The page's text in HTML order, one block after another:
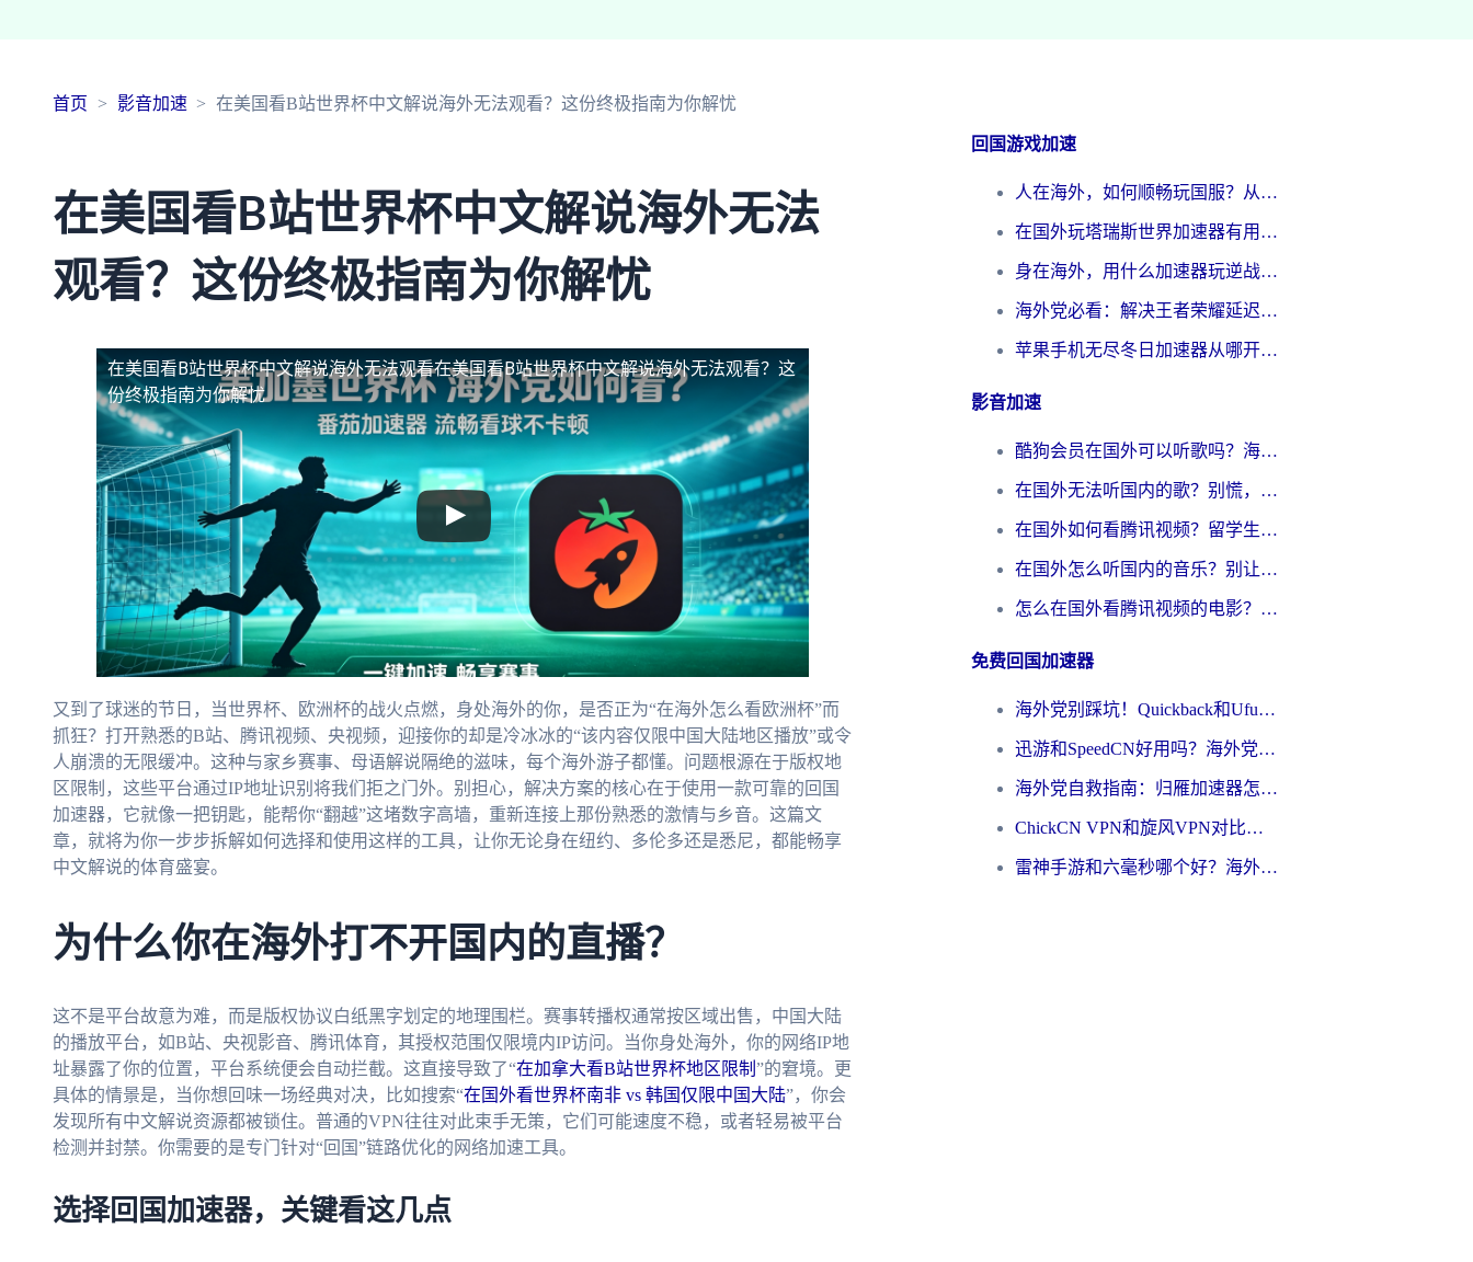
首页 影音加速 在美国看B站世界杯中文解说海外无法观看？这份终极指南为你解忧
在美国看B站世界杯中文解说海外无法
观看？这份终极指南为你解忧
在美国看B站世界杯中文解说海外无法观看在美国看B站世界杯中文解说海外无法观看？这
份终极指南为你解忧
又到了球迷的节日，当世界杯、欧洲杯的战火点燃，身处海外的你，是否正为“在海外怎么看欧洲杯”而
抓狂？打开熟悉的B站、腾讯视频、央视频，迎接你的却是冷冰冰的“该内容仅限中国大陆地区播放”或令
人崩溃的无限缓冲。这种与家乡赛事、母语解说隔绝的滋味，每个海外游子都懂。问题根源在于版权地
区限制，这些平台通过IP地址识别将我们拒之门外。别担心，解决方案的核心在于使用一款可靠的回国
加速器，它就像一把钥匙，能帮你“翻越”这堵数字高墙，重新连接上那份熟悉的激情与乡音。这篇文
章，就将为你一步步拆解如何选择和使用这样的工具，让你无论身在纽约、多伦多还是悉尼，都能畅享
中文解说的体育盛宴。
为什么你在海外打不开国内的直播？
这不是平台故意为难，而是版权协议白纸黑字划定的地理围栏。赛事转播权通常按区域出售，中国大陆
的播放平台，如B站、央视影音、腾讯体育，其授权范围仅限境内IP访问。当你身处海外，你的网络IP地
址暴露了你的位置，平台系统便会自动拦截。这直接导致了“在加拿大看B站世界杯地区限制 ”的窘境。更
具体的情景是，当你想回味一场经典对决，比如搜索“在国外看世界杯南非 vs 韩国仅限中国大陆”，你会
发现所有中文解说资源都被锁住。普通的VPN往往对此束手无策，它们可能速度不稳，或者轻易被平台
检测并封禁。你需要的是专门针对“回国”链路优化的网络加速工具。
选择回国加速器，关键看这几点
回国游戏加速
人在海外，如何顺畅玩国服？从《王者荣耀》到《云图计划》的加速器终极指南
在国外玩塔瑞斯世界加速器有用吗？海外玩家亲测后的真实答案
身在海外，用什么加速器玩逆战才能告别延迟？
海外党必看：解决王者荣耀延迟的加速器终极指南——从EVE到猫和老鼠，一个工具全搞定
苹果手机无尽冬日加速器从哪开启？海外玩家的冬日生存指南
影音加速
酷狗会员在国外可以听歌吗？海外党亲测有效：3步解决音乐权限难题
在国外无法听国内的歌？别慌，这样操作就能畅听QQ音乐（附亲测加速器推荐）
在国外如何看腾讯视频？留学生亲测有效的回国加速方案
在国外怎么听国内的音乐？别让版权限制断了你的华语歌单
怎么在国外看腾讯视频的电影？海外党亲测有效的回国加速指南
免费回国加速器
海外党别踩坑！Quickback和UfunR好用吗？选对回国加速器才能无缝刷国内资源
迅游和SpeedCN好用吗？海外党如何破解那道看不见的墙
海外党自救指南：归雁加速器怎么样？教你避开坑实现国内资源无缝访问
ChickCN VPN和旋风VPN对比哪个回国效果更好？海外用户的选择困境与出路
雷神手游和六毫秒哪个好？海外党如何真正解锁国内资源